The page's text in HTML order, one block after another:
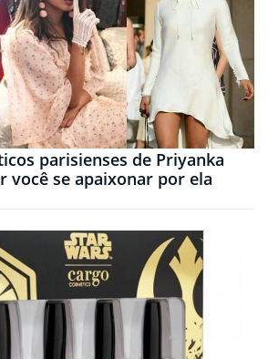
parisienses de Priyanka
você se apaixonar por ela